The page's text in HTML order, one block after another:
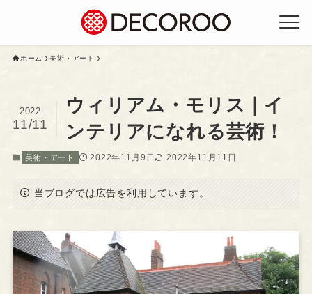
ホーム 美術・アート
ウィリアム・モリス｜イ
ンテリアになれる芸術！
2022
11/11
美術・アート 2022年11月9日 2022年11月11日
当ブログでは広告を利用しています。